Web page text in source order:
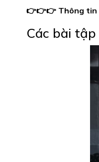
👉👉👉 Thông tin
Các bài